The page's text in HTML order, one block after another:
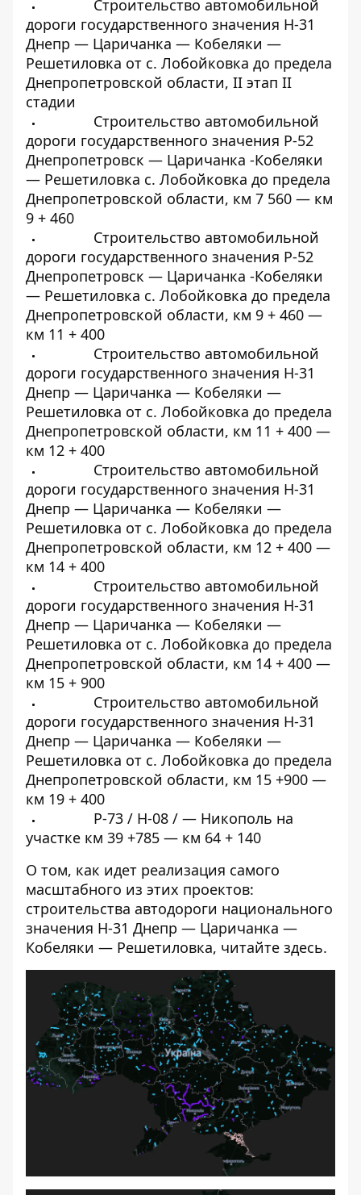
Строительство автомобильной
дороги государственного значения Н-31
Днепр — Царичанка — Кобеляки —
Решетиловка от с. Лобойковка до предела
Днепропетровской области, II этап II
стадии
Строительство автомобильной
дороги государственного значения Р-52
Днепропетровск — Царичанка -Кобеляки
— Решетиловка с. Лобойковка до предела
Днепропетровской области, км 7 560 — км
9 + 460
Строительство автомобильной
дороги государственного значения Р-52
Днепропетровск — Царичанка -Кобеляки
— Решетиловка с. Лобойковка до предела
Днепропетровской области, км 9 + 460 —
км 11 + 400
Строительство автомобильной
дороги государственного значения Н-31
Днепр — Царичанка — Кобеляки —
Решетиловка от с. Лобойковка до предела
Днепропетровской области, км 11 + 400 —
км 12 + 400
Строительство автомобильной
дороги государственного значения Н-31
Днепр — Царичанка — Кобеляки —
Решетиловка от с. Лобойковка до предела
Днепропетровской области, км 12 + 400 —
км 14 + 400
Строительство автомобильной
дороги государственного значения Н-31
Днепр — Царичанка — Кобеляки —
Решетиловка от с. Лобойковка до предела
Днепропетровской области, км 14 + 400 —
км 15 + 900
Строительство автомобильной
дороги государственного значения Н-31
Днепр — Царичанка — Кобеляки —
Решетиловка от с. Лобойковка до предела
Днепропетровской области, км 15 +900 —
км 19 + 400
Р-73 / Н-08 / — Никополь на
участке км 39 +785 — км 64 + 140
О том, как идет реализация самого
масштабного из этих проектов:
строительства автодороги национального
значения Н-31 Днепр — Царичанка —
Кобеляки — Решетиловка, читайте здесь.